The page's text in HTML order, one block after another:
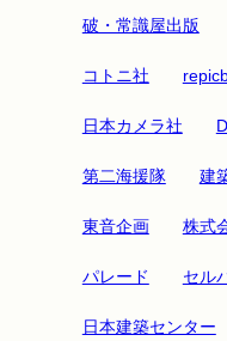
破・常識屋出版
コトニ社
日本カメラ社
第二海援隊 建
東音企画 株式
パレード セル
日本建築センター